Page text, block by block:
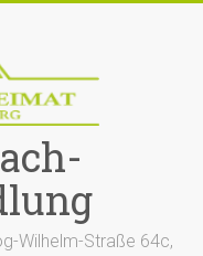
Wilhelm-Straße 64c,